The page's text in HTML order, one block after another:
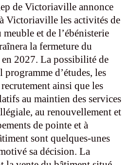
de Victoriaville annonce
Victoriaville les activités de
et de l’ébénisterie
la fermeture du
2027. La possibilité de
d’études, les
ainsi que les
au maintien des services
au renouvellement et
de pointe et à
sont quelques-unes
sa décision. La